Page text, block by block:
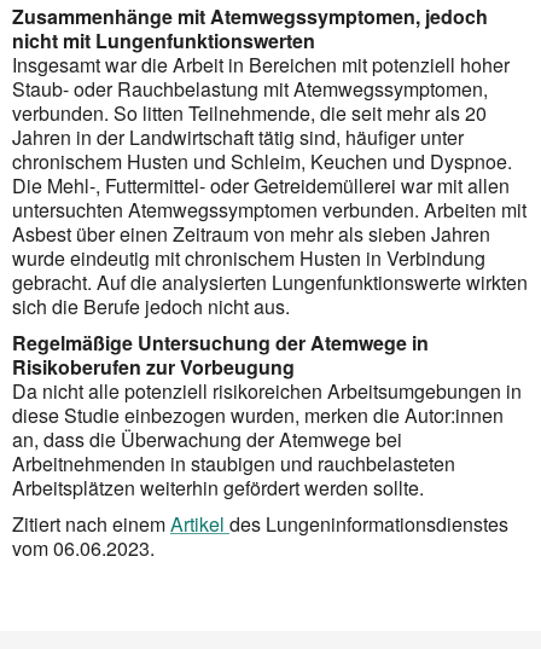
Zusammenhänge mit Atemwegssymptomen, jedoch
nicht mit Lungenfunktionswerten
Insgesamt war die Arbeit in Bereichen mit potenziell hoher
Staub- oder Rauchbelastung mit Atemwegssymptomen,
verbunden. So litten Teilnehmende, die seit mehr als 20
Jahren in der Landwirtschaft tätig sind, häufiger unter
chronischem Husten und Schleim, Keuchen und Dyspnoe.
Die Mehl-, Futtermittel- oder Getreidemüllerei war mit allen
untersuchten Atemwegssymptomen verbunden. Arbeiten mit
Asbest über einen Zeitraum von mehr als sieben Jahren
wurde eindeutig mit chronischem Husten in Verbindung
gebracht. Auf die analysierten Lungenfunktionswerte wirkten
sich die Berufe jedoch nicht aus.
Regelmäßige Untersuchung der Atemwege in
Risikoberufen zur Vorbeugung
Da nicht alle potenziell risikoreichen Arbeitsumgebungen in
diese Studie einbezogen wurden, merken die Autor:innen
an, dass die Überwachung der Atemwege bei
Arbeitnehmenden in staubigen und rauchbelasteten
Arbeitsplätzen weiterhin gefördert werden sollte.
Zitiert nach einemArtikel des Lungeninformationsdienstes
vom 06.06.2023.